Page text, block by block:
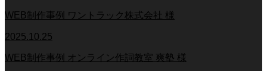
WEB制作事例 ワントラック株式会社 様
2025.10.25
WEB制作事例 オンライン作詞教室 爽塾 様